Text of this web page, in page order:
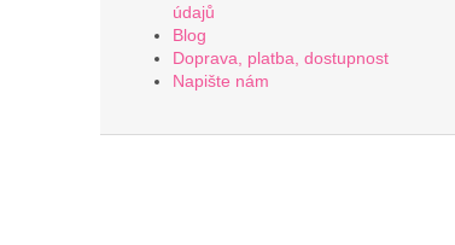
údajů
Blog
Doprava, platba, dostupnost
Napište nám